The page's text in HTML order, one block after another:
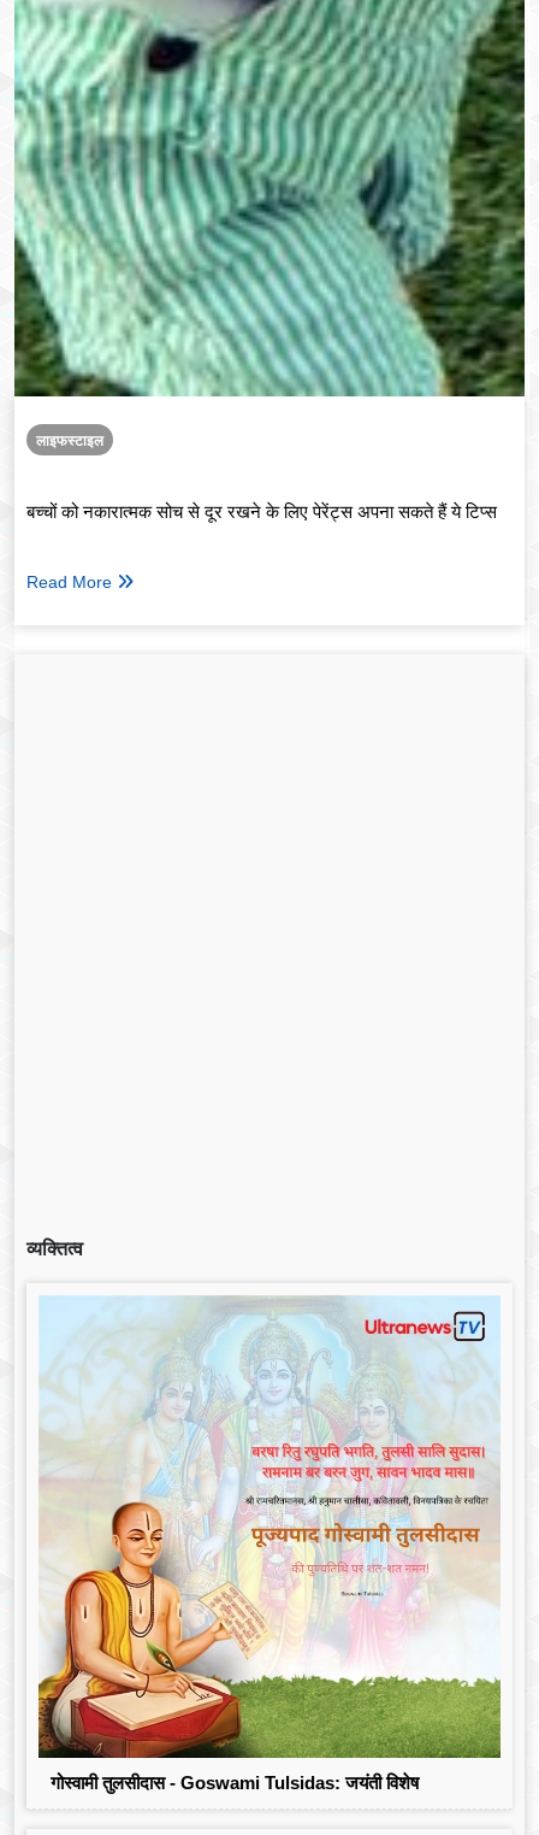
लाइफस्टाइल
बच्चों को नकारात्मक सोच से दूर रखने के लिए पेरेंट्स अपना सकते हैं ये टिप्स
Read More
व्यक्तित्व
गोस्वामी तुलसीदास - Goswami Tulsidas: जयंती विशेष